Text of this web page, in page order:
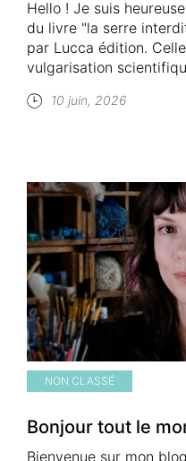
Hello ! Je suis
du livre "la serre
par Lucca édition.
vulgarisation
10 juin, 2026
NON CLASSÉ
Bonjour tout le
Bienvenue sur mon